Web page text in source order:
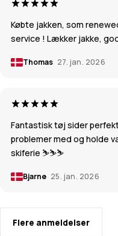
Købte jakken, som
service ! Lækker jakke,
Thomas 27. jan. 2026
Fantastisk tøj sider
problemer med og holde
skiferie ⛷️⛷️⛷️
Bjarne 25. jan. 2026
Flere anmeldelser